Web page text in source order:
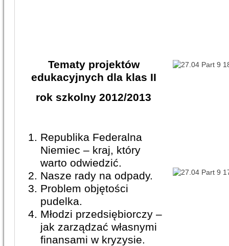
Tematy projektów
edukacyjnych dla klas II
rok szkolny 2012/2013
Republika Federalna
Niemiec – kraj, który
warto odwiedzić.
Nasze rady na odpady.
Problem objętości
pudelka.
Młodzi przedsiębiorczy –
jak zarządzać własnymi
finansami w kryzysie.